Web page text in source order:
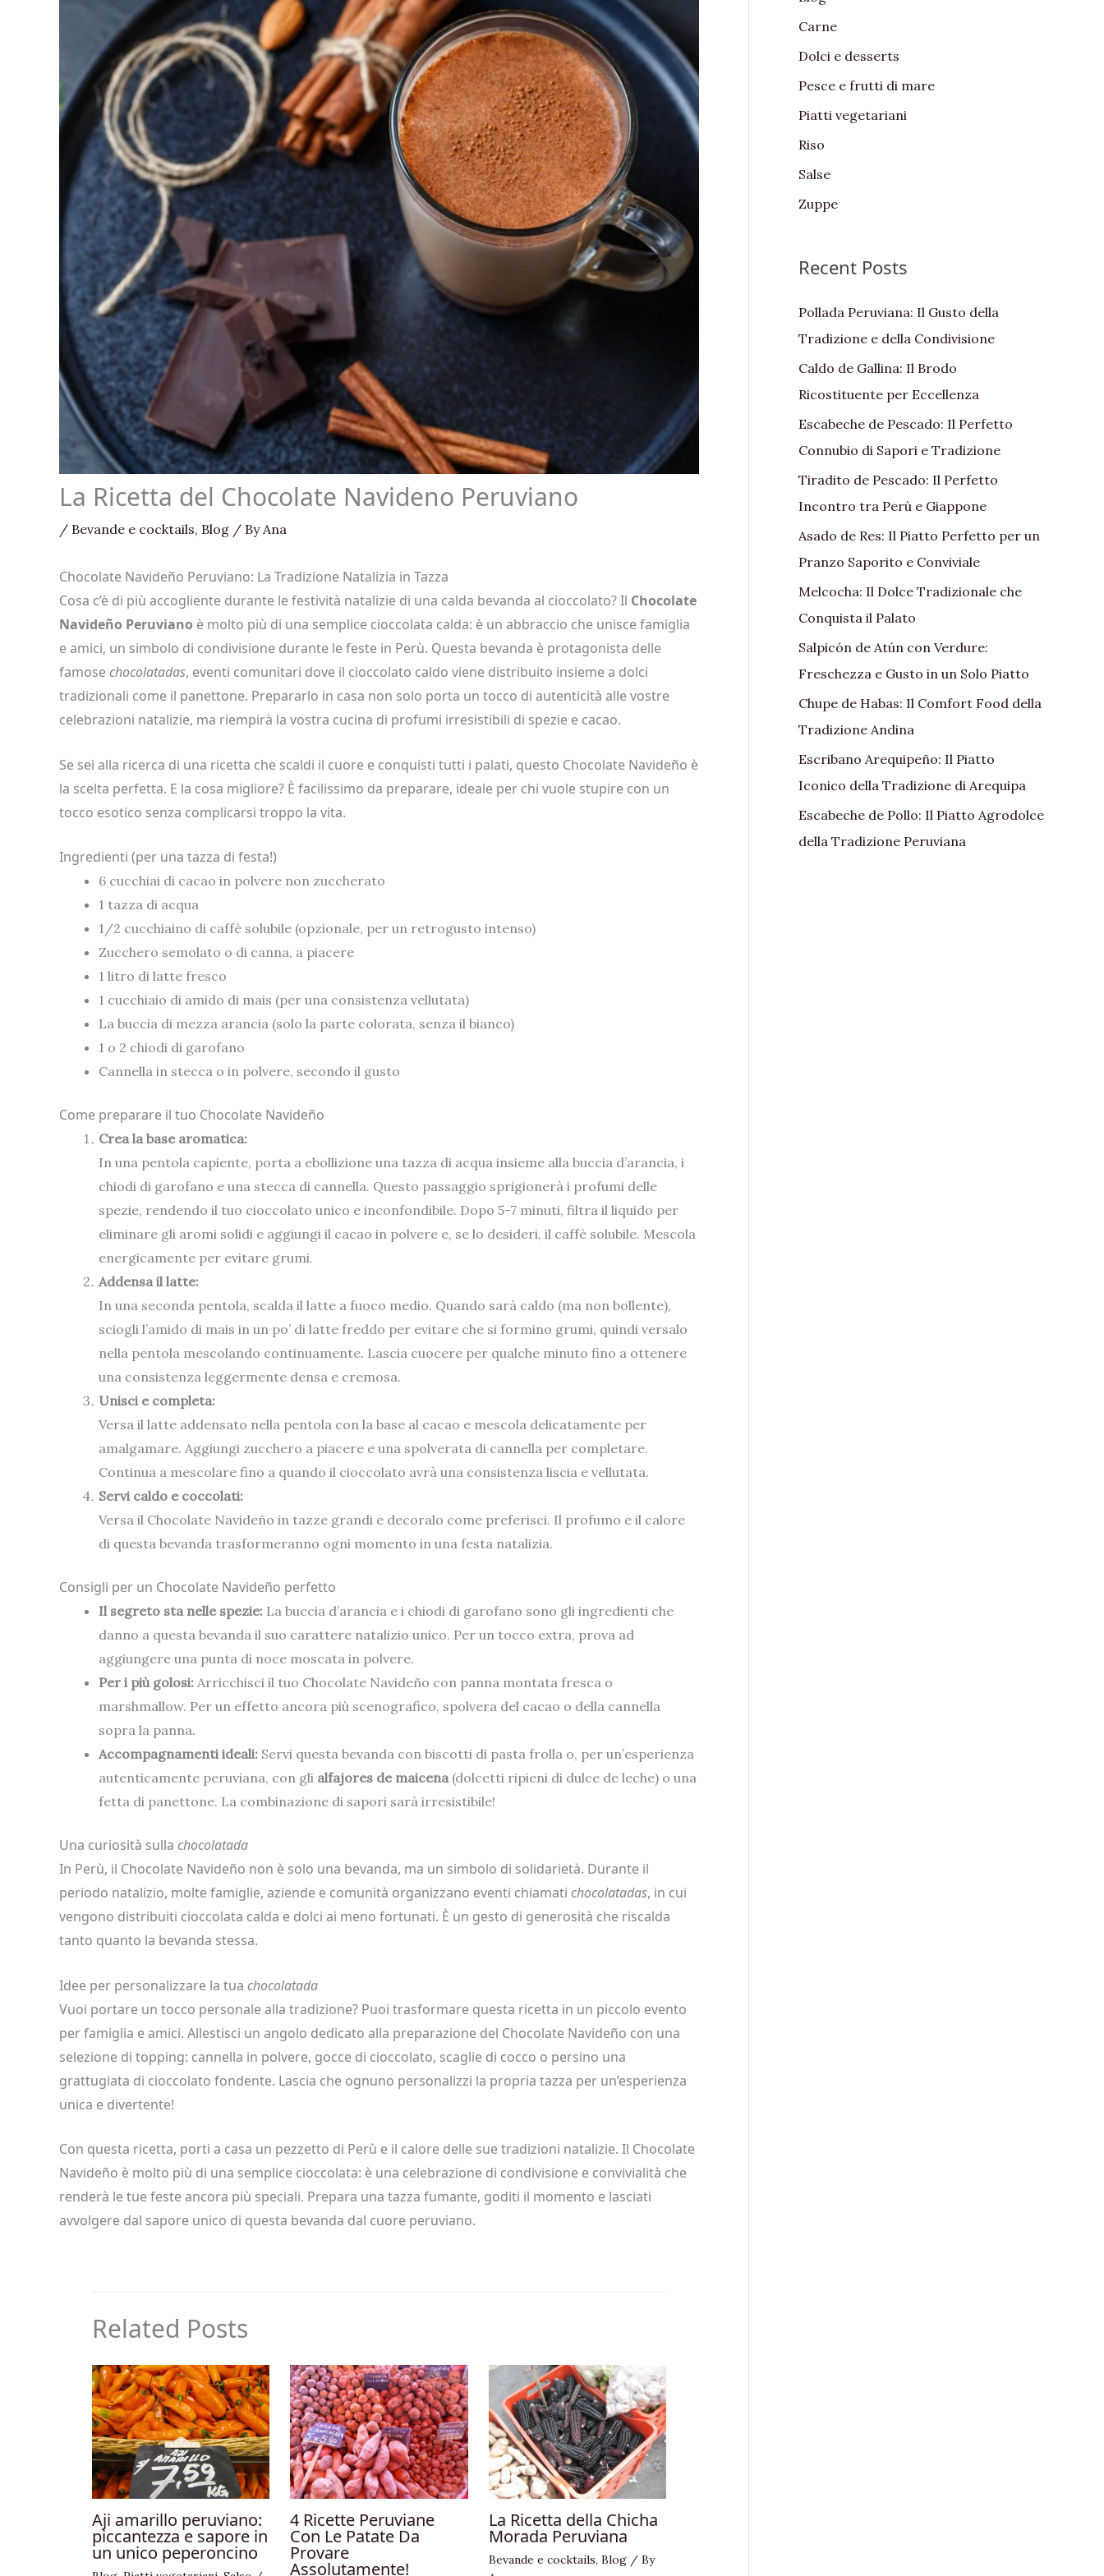
La Ricetta del Chocolate Navideno Peruviano
/ Bevande e cocktails, Blog / ByAna
Chocolate Navideño Peruviano: La Tradizione Natalizia in Tazza
Cosa c’è di più accogliente durante le festività natalizie di una calda bevanda al cioccolato? Il Chocolate
Navideño Peruviano è molto più di una semplice cioccolata calda: è un abbraccio che unisce famiglia
e amici, un simbolo di condivisione durante le feste in Perù. Questa bevanda è protagonista delle
famosechocolatadas, eventi comunitari dove il cioccolato caldo viene distribuito insieme a dolci
tradizionali come il panettone. Prepararlo in casa non solo porta un tocco di autenticità alle vostre
celebrazioni natalizie, ma riempirà la vostra cucina di profumi irresistibili di spezie e cacao.
Se sei alla ricerca di una ricetta che scaldi il cuore e conquisti tutti i palati, questo Chocolate Navideño è
la scelta perfetta. E la cosa migliore? È facilissimo da preparare, ideale per chi vuole stupire con un
tocco esotico senza complicarsi troppo la vita.
Ingredienti (per una tazza di festa!)
6 cucchiai di cacao in polvere non zuccherato
1 tazza di acqua
1/2 cucchiaino di caffè solubile (opzionale, per un retrogusto intenso)
Zucchero semolato o di canna, a piacere
1 litro di latte fresco
1 cucchiaio di amido di mais (per una consistenza vellutata)
La buccia di mezza arancia (solo la parte colorata, senza il bianco)
1 o 2 chiodi di garofano
Cannella in stecca o in polvere, secondo il gusto
Come preparare il tuo Chocolate Navideño
Crea la base aromatica:
In una pentola capiente, porta a ebollizione una tazza di acqua insieme alla buccia d’arancia, i
chiodi di garofano e una stecca di cannella. Questo passaggio sprigionerà i profumi delle
spezie, rendendo il tuo cioccolato unico e inconfondibile. Dopo 5-7 minuti, filtra il liquido per
eliminare gli aromi solidi e aggiungi il cacao in polvere e, se lo desideri, il caffè solubile. Mescola
energicamente per evitare grumi.
Addensa il latte:
In una seconda pentola, scalda il latte a fuoco medio. Quando sarà caldo (ma non bollente),
sciogli l’amido di mais in un po’ di latte freddo per evitare che si formino grumi, quindi versalo
nella pentola mescolando continuamente. Lascia cuocere per qualche minuto fino a ottenere
una consistenza leggermente densa e cremosa.
Unisci e completa:
Versa il latte addensato nella pentola con la base al cacao e mescola delicatamente per
amalgamare. Aggiungi zucchero a piacere e una spolverata di cannella per completare.
Continua a mescolare fino a quando il cioccolato avrà una consistenza liscia e vellutata.
Servi caldo e coccolati:
Versa il Chocolate Navideño in tazze grandi e decoralo come preferisci. Il profumo e il calore
di questa bevanda trasformeranno ogni momento in una festa natalizia.
Consigli per un Chocolate Navideño perfetto
Il segreto sta nelle spezie: La buccia d’arancia e i chiodi di garofano sono gli ingredienti che
danno a questa bevanda il suo carattere natalizio unico. Per un tocco extra, prova ad
aggiungere una punta di noce moscata in polvere.
Per i più golosi: Arricchisci il tuo Chocolate Navideño con panna montata fresca o
marshmallow. Per un effetto ancora più scenografico, spolvera del cacao o della cannella
sopra la panna.
Accompagnamenti ideali: Servi questa bevanda con biscotti di pasta frolla o, per un’esperienza
autenticamente peruviana, con gli alfajores de maicena(dolcetti ripieni di dulce de leche) o una
fetta di panettone. La combinazione di sapori sarà irresistibile!
Una curiosità sulla chocolatada
In Perù, il Chocolate Navideño non è solo una bevanda, ma un simbolo di solidarietà. Durante il
periodo natalizio, molte famiglie, aziende e comunità organizzano eventi chiamati chocolatadas, in cui
vengono distribuiti cioccolata calda e dolci ai meno fortunati. È un gesto di generosità che riscalda
tanto quanto la bevanda stessa.
Idee per personalizzare la tua chocolatada
Vuoi portare un tocco personale alla tradizione? Puoi trasformare questa ricetta in un piccolo evento
per famiglia e amici. Allestisci un angolo dedicato alla preparazione del Chocolate Navideño con una
selezione di topping: cannella in polvere, gocce di cioccolato, scaglie di cocco o persino una
grattugiata di cioccolato fondente. Lascia che ognuno personalizzi la propria tazza per un’esperienza
unica e divertente!
Con questa ricetta, porti a casa un pezzetto di Perù e il calore delle sue tradizioni natalizie. Il Chocolate
Navideño è molto più di una semplice cioccolata: è una celebrazione di condivisione e convivialità che
renderà le tue feste ancora più speciali. Prepara una tazza fumante, goditi il momento e lasciati
avvolgere dal sapore unico di questa bevanda dal cuore peruviano.
Related Posts
Aji amarillo peruviano:
piccantezza e sapore in
un unico peperoncino
4 Ricette Peruviane
Con Le Patate Da
Provare
Assolutamente!
La Ricetta della Chicha
Morada Peruviana
Bevande e cocktails, Blog/ By
f
o
r
:
Carne
Dolci e desserts
Pesce e frutti di mare
Piatti vegetariani
Riso
Salse
Zuppe
Recent Posts
Pollada Peruviana: Il Gusto della
Tradizione e della Condivisione
Caldo de Gallina: Il Brodo
Ricostituente per Eccellenza
Escabeche de Pescado: Il Perfetto
Connubio di Sapori e Tradizione
Tiradito de Pescado: Il Perfetto
Incontro tra Perù e Giappone
Asado de Res: Il Piatto Perfetto per un
Pranzo Saporito e Conviviale
Melcocha: Il Dolce Tradizionale che
Conquista il Palato
Salpicón de Atún con Verdure:
Freschezza e Gusto in un Solo Piatto
Chupe de Habas: Il Comfort Food della
Tradizione Andina
Escribano Arequipeño: Il Piatto
Iconico della Tradizione di Arequipa
Escabeche de Pollo: Il Piatto Agrodolce
della Tradizione Peruviana